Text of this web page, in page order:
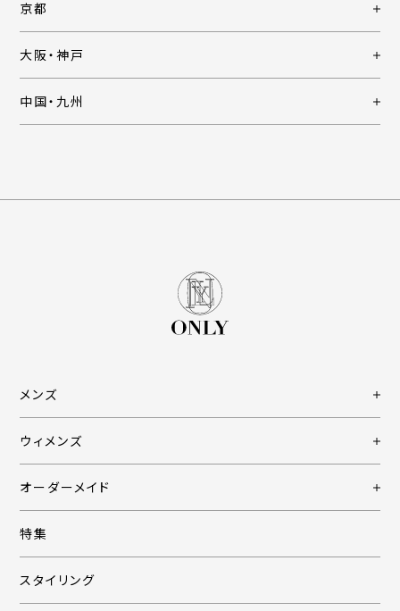
京都
大阪・神戸
中国・九州
メンズ
ウィメンズ
オーダーメイド
特集
スタイリング